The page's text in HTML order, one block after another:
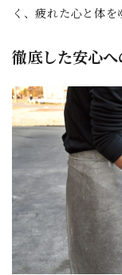
く、疲れた心と体を
徹底した安心へ